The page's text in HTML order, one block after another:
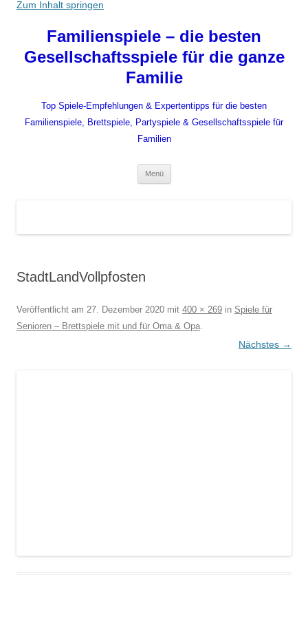
Zum Inhalt springen
Familienspiele – die besten
Gesellschaftsspiele für die ganze
Familie
Top Spiele-Empfehlungen & Expertentipps für die besten
Familienspiele, Brettspiele, Partyspiele & Gesellschaftsspiele für
Familien
Menü
StadtLandVollpfosten
Veröffentlicht am 27. Dezember 2020 mit 400 × 269 in Spiele für
Senioren – Brettspiele mit und für Oma & Opa.
Nächstes →